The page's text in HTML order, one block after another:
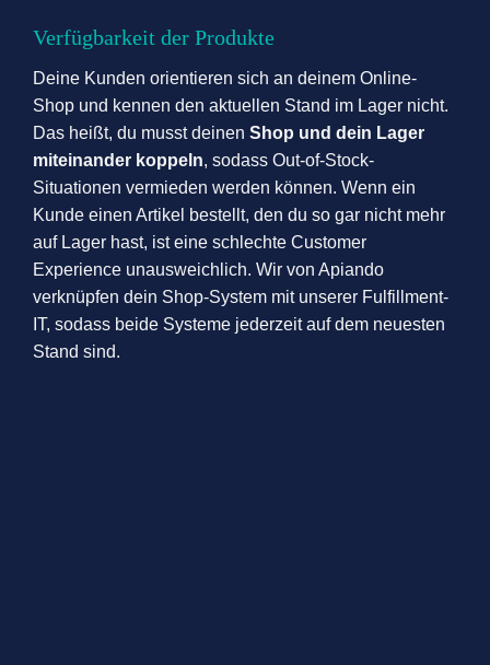
Verfügbarkeit der Produkte
Deine Kunden orientieren sich an deinem Online-
Shop und kennen den aktuellen Stand im Lager nicht.
Das heißt, du musst deinen Shop und dein Lager
miteinander koppeln, sodass Out-of-Stock-
Situationen vermieden werden können. Wenn ein
Kunde einen Artikel bestellt, den du so gar nicht mehr
auf Lager hast, ist eine schlechte Customer
Experience unausweichlich. Wir von Apiando
verknüpfen dein Shop-System mit unserer Fulfillment-
IT, sodass beide Systeme jederzeit auf dem neuesten
Stand sind.